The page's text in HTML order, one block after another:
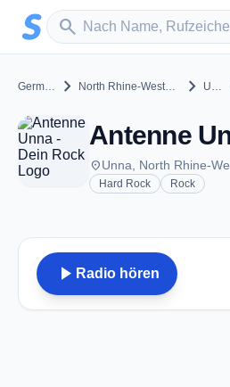
Zum Hauptinhalt springen
search
Sender suchen
Germany chevron_right North Rhine-Westphalia chevron_right Unna
placeUnna, North Rhine-
Hard Rock Rock
play_arrow Radio hören